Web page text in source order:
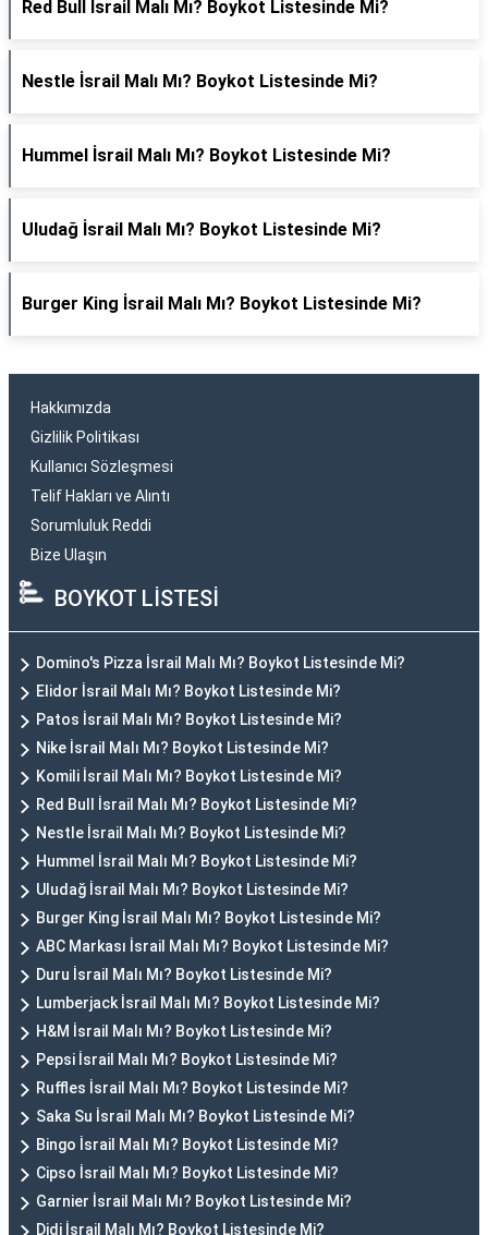
Red Bull İsrail Malı Mı? Boykot Listesinde Mi?
Nestle İsrail Malı Mı? Boykot Listesinde Mi?
Hummel İsrail Malı Mı? Boykot Listesinde Mi?
Uludağ İsrail Malı Mı? Boykot Listesinde Mi?
Burger King İsrail Malı Mı? Boykot Listesinde Mi?
Hakkımızda
Gizlilik Politikası
Kullanıcı Sözleşmesi
Telif Hakları ve Alıntı
Sorumluluk Reddi
Bize Ulaşın
BOYKOT LİSTESİ
Domino's Pizza İsrail Malı Mı? Boykot Listesinde Mi?
Elidor İsrail Malı Mı? Boykot Listesinde Mi?
Patos İsrail Malı Mı? Boykot Listesinde Mi?
Nike İsrail Malı Mı? Boykot Listesinde Mi?
Komili İsrail Malı Mı? Boykot Listesinde Mi?
Red Bull İsrail Malı Mı? Boykot Listesinde Mi?
Nestle İsrail Malı Mı? Boykot Listesinde Mi?
Hummel İsrail Malı Mı? Boykot Listesinde Mi?
Uludağ İsrail Malı Mı? Boykot Listesinde Mi?
Burger King İsrail Malı Mı? Boykot Listesinde Mi?
ABC Markası İsrail Malı Mı? Boykot Listesinde Mi?
Duru İsrail Malı Mı? Boykot Listesinde Mi?
Lumberjack İsrail Malı Mı? Boykot Listesinde Mi?
H&M İsrail Malı Mı? Boykot Listesinde Mi?
Pepsi İsrail Malı Mı? Boykot Listesinde Mi?
Ruffles İsrail Malı Mı? Boykot Listesinde Mi?
Saka Su İsrail Malı Mı? Boykot Listesinde Mi?
Bingo İsrail Malı Mı? Boykot Listesinde Mi?
Cipso İsrail Malı Mı? Boykot Listesinde Mi?
Garnier İsrail Malı Mı? Boykot Listesinde Mi?
Didi İsrail Malı Mı? Boykot Listesinde Mi?